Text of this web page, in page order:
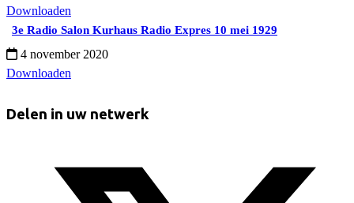
Downloaden
3e Radio Salon Kurhaus Radio Expres 10 mei 1929
4 november 2020
Downloaden
Delen in uw netwerk